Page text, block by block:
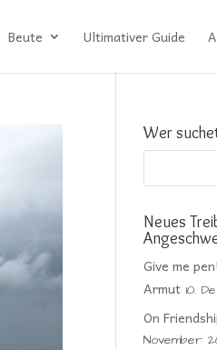
Beute Ultimativer Guide
Wer
Neues
Give me
Armut 10.
On
November